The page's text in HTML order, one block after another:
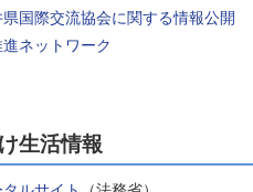
国際交流協会に関する情報公開
ネットワーク
生活情報